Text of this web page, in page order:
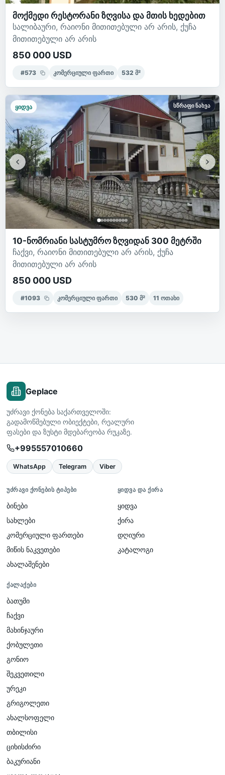
მოქმედი რესტორანი ზღვისა და მთის ხედებით
სალიბაური, რაიონი მითითებული არ არის, ქუჩა
მითითებული არ არის
850 000 USD
#573 კომერციული ფართი 532 მ²
ყიდვა სწრაფი ნახვა
10-ნომრიანი სასტუმრო ზღვიდან 300 მეტრში
ჩაქვი, რაიონი მითითებული არ არის, ქუჩა
მითითებული არ არის
850 000 USD
#1093 კომერციული ფართი 530 მ² 11 ოთახი
Geplace
უძრავი ქონება საქართველოში:
გადამოწმებული ობიექტები, რეალური
ფასები და ზუსტი მდებარეობა რუკაზე.
+995557010660
WhatsApp Telegram Viber
ᲣᲫᲠᲐᲕᲘ ᲥᲝᲜᲔᲑᲘᲡ ᲢᲘᲞᲔᲑᲘ
ბინები
სახლები
კომერციული ფართები
მიწის ნაკვეთები
ახალაშენები
ᲧᲘᲓᲕᲐ ᲓᲐ ᲥᲘᲠᲐ
ყიდვა
ქირა
დღიური
კატალოგი
ᲥᲐᲚᲐᲥᲔᲑᲘ
ბათუმი
ჩაქვი
მახინჯაური
ქობულეთი
გონიო
შეკვეთილი
ურეკი
გრიგოლეთი
ახალსოფელი
თბილისი
ციხისძირი
ბაკურიანი